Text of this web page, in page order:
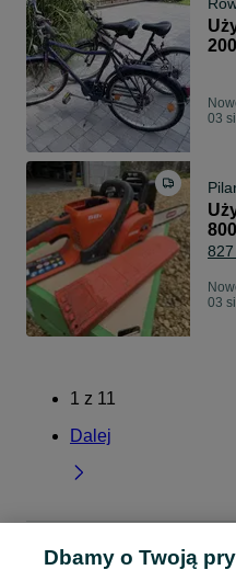
03
827
03
1 z 11
Dalej
Strona główna Małopolskie
Dbamy o Twoją